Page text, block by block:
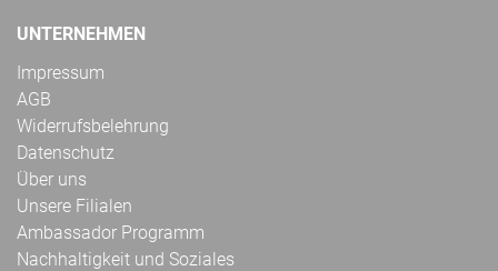
UNTERNEHMEN
Impressum
AGB
Widerrufsbelehrung
Datenschutz
Über uns
Unsere Filialen
Ambassador Programm
Nachhaltigkeit und Soziales